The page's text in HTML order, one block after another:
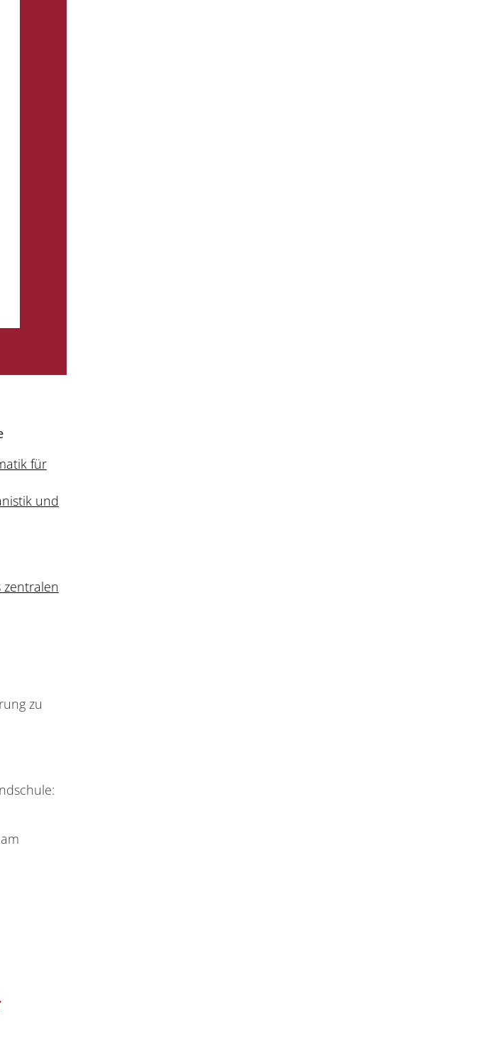
für
und
zentralen
zu